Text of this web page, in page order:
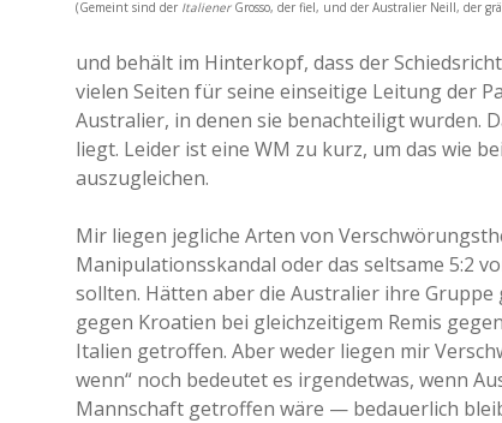
(Gemeint sind der ItalienerGrosso, der fiel, und der Australier Neill, der
und behält im Hinterkopf, dass der
vielen Seiten für seine einseitige Leitung der
Australier, in denen sie benachteiligt wurden.
liegt. Leider ist eine WM zu kurz, um das wie
auszugleichen.
Mir liegen jegliche Arten von
Manipulationsskandal oder das seltsame 5:2
sollten. Hätten aber die Australier ihre Gruppe
gegen Kroatien bei gleichzeitigem Remis
Italien getroffen. Aber weder liegen mir
wenn“ noch bedeutet es irgendetwas, wenn
Mannschaft getroffen wäre — bedauerlich